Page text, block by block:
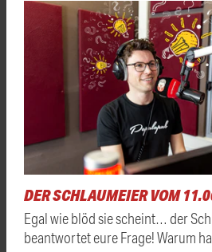
DER SCHLAUMEIER VOM
Egal wie blöd sie scheint… der
beantwortet eure Frage! Warum